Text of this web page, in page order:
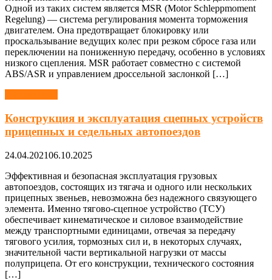
Одной из таких систем является MSR (Motor Schleppmoment
Regelung) — система регулирования момента торможения
двигателем. Она предотвращает блокировку или
проскальзывание ведущих колес при резком сбросе газа или
переключении на пониженную передачу, особенно в условиях
низкого сцепления. MSR работает совместно с системой
ABS/ASR и управлением дроссельной заслонкой […]
Конструкция и эксплуатация сцепных устройств
прицепных и седельных автопоездов
24.04.202106.10.2025
Эффективная и безопасная эксплуатация грузовых
автопоездов, состоящих из тягача и одного или нескольких
прицепных звеньев, невозможна без надежного связующего
элемента. Именно тягово-сцепное устройство (ТСУ)
обеспечивает кинематическое и силовое взаимодействие
между транспортными единицами, отвечая за передачу
тягового усилия, тормозных сил и, в некоторых случаях,
значительной части вертикальной нагрузки от массы
полуприцепа. От его конструкции, технического состояния
[…]